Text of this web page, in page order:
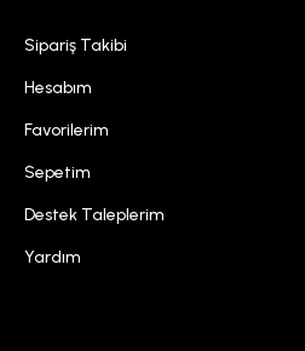
Sipariş Takibi
Hesabım
Favorilerim
Sepetim
Destek Taleplerim
Yardım